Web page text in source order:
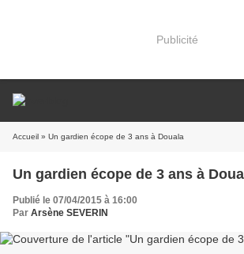
Publicité
Accueil » Un gardien écope de 3 ans à Douala
Un gardien écope de 3 ans à
Publié le 07/04/2015 à 16:00
Par Arsène SEVERIN